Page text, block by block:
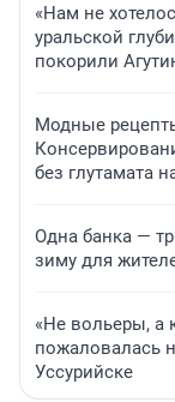
«Нам не
уральской
покорили
Модные
без глутамата
Одна банка —
зиму для
«Не вольеры, а
пожаловалась
Уссурийске